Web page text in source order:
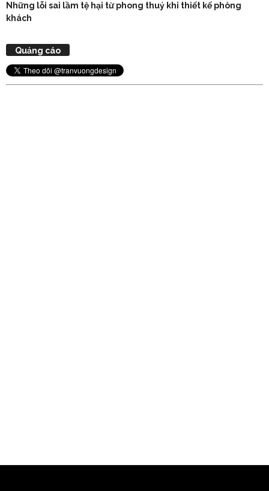
Những lỗi sai lầm tệ hại từ phong thuỷ khi thiết kế phòng
khách
Quảng cáo